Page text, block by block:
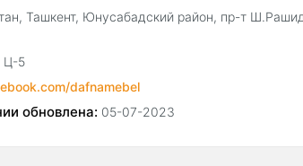
Ташкент, Юнусабадский район, пр-т
Ц-5
dafnamebel
обновлена: 05-07-2023